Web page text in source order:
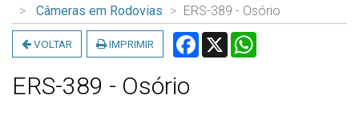
menu
para
busca
conteúdo
Câmeras em Rodovias
ERS-389 - Osório
VOLTAR IMPRIMIR Facebook
X
ERS-389 - Osório